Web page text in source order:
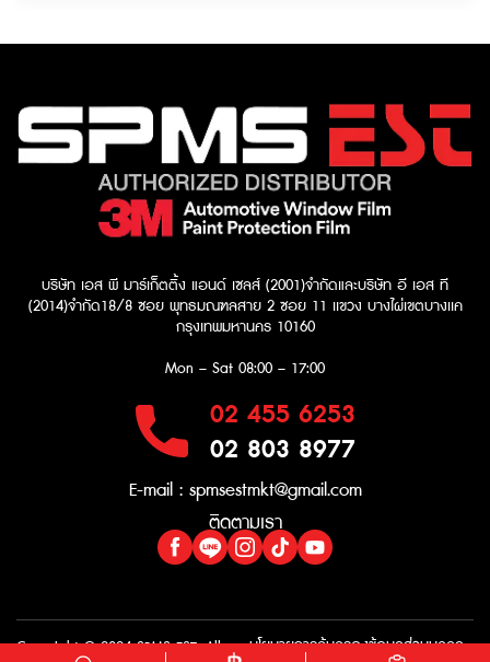
บริษัท เอส พี มาร์เก็ตติ้ง แอนด์ เซลส์ (2001)จำกัดและบริษัท อี เอส ที
(2014)จำกัด​18/8 ซอย พุทธมณฑลสาย 2 ซอย 11 เเขวง บางไผ่เขตบางเเค
กรุงเทพมหานคร 10160
Mon – Sat 08:00 – 17:00
02 455 6253
02 803 8977
E-mail : spmsestmkt@gmail.com
ติดตามเรา
Copyright © 2024 SPMS-EST. All นโยบายการคุ้มครองข้อมูลส่วนบุคคล